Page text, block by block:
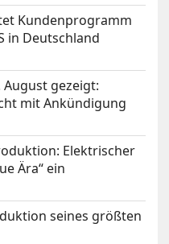
Kundenprogramm
in Deutschland
August gezeigt:
mit Ankündigung
Elektrischer
Ära“ ein
seines größten